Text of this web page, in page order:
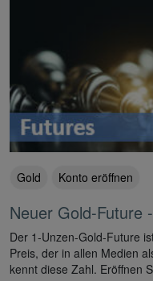
Gold Konto eröffnen
Neuer Gold-Future
Der 1-Unzen-Gold-Future
Preis, der in allen Medien
kennt diese Zahl. Eröffnen